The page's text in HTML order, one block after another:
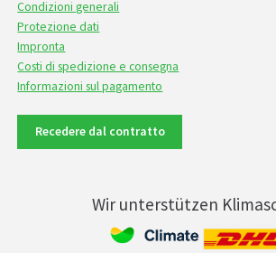
Condizioni generali
Protezione dati
Impronta
Costi di spedizione e consegna
Informazioni sul pagamento
Recedere dal contratto
Wir unterstützen